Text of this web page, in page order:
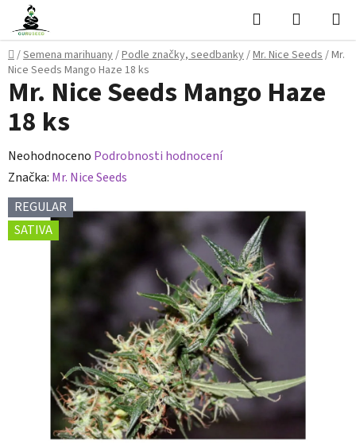
Přejít
obsah
Hledat
KOŠÍK
Domů
/Semena marihuany/Podle značky, seedbanky/Mr. Nice Seeds/Mr.
Nice Seeds Mango Haze 18 ks
Mr. Nice Seeds Mango Haze
18 ks
Průměrné
hodnocení
produktu
je
0,0
Neohodnoceno Podrobnosti hodnocení
Značka: Mr. Nice Seeds
REGULAR
SATIVA